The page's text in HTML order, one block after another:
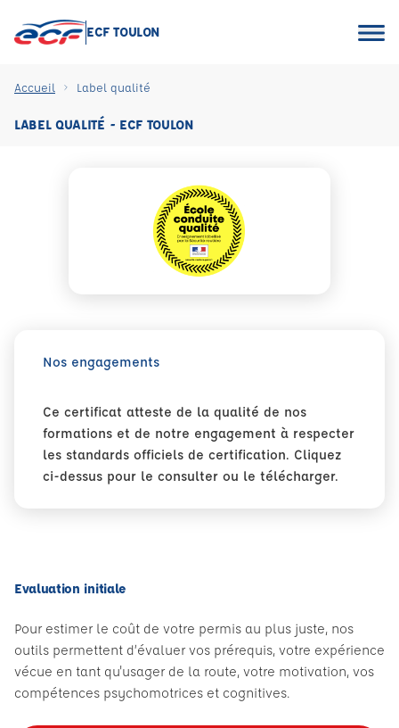
ECF TOULON
Accueil Label qualité
LABEL QUALITÉ - ECF TOULON
Nos engagements
Ce certificat atteste de la qualité de nos
formations et de notre engagement à respecter
les standards officiels de certification. Cliquez
ci-dessus pour le consulter ou le télécharger.
Evaluation initiale
Pour estimer le coût de votre permis au plus juste, nos
outils permettent d’évaluer vos prérequis, votre expérience
vécue en tant qu'usager de la route, votre motivation, vos
compétences psychomotrices et cognitives.